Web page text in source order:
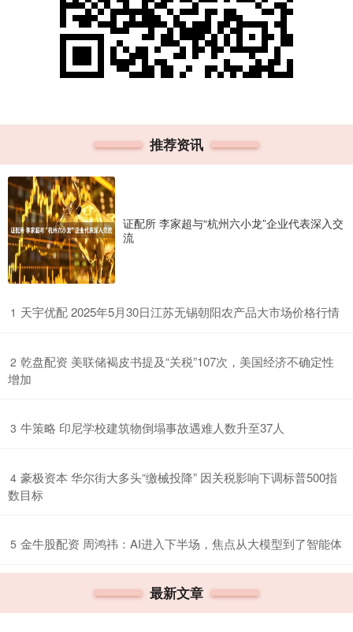
推荐资讯
证配所 李家超与“杭州六小龙”企业代表深入交
流
1 ​天宇优配 2025年5月30日江苏无锡朝阳农产品大市场价格行情
2 ​乾盘配资 美联储褐皮书提及“关税”107次，美国经济不确定性
增加
3 ​牛策略 印尼学校建筑物倒塌事故遇难人数升至37人
4 ​豪极资本 华尔街大多头“缴械投降” 因关税影响下调标普500指
数目标
5 ​金牛股配资 周鸿祎：AI进入下半场，焦点从大模型到了智能体
最新文章